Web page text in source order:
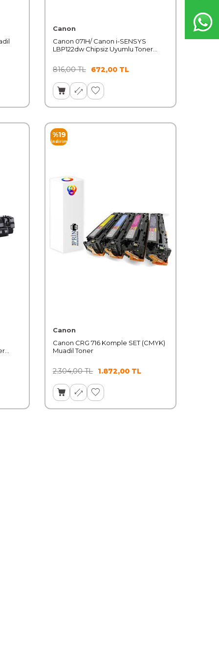
Canon
Canon 071H/ Canon i-SENSYS
LBP122dw Chipsiz Uyumlu Toner
816,00TL 672,00 TL
%19
İndirim
Canon
Canon CRG 716 Komple SET (CMYK)
Muadil Toner
2.304,00TL 1.872,00 TL